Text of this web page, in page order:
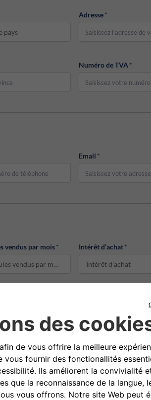
pays
Adresse*
Numéro de TVA*
Email *
vendus par mois*
Nombre de véhicules vendus par mois
Intérêt d’achat*
Intérêt d’achat